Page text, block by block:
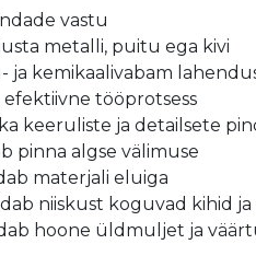
vastu
metalli, puitu ega kivi
ja kemikaalivabam
efektiivne tööprotsess
keeruliste ja detailsete
pinna algse välimuse
materjali eluiga
niiskust koguvad kihid ja
hoone üldmuljet ja